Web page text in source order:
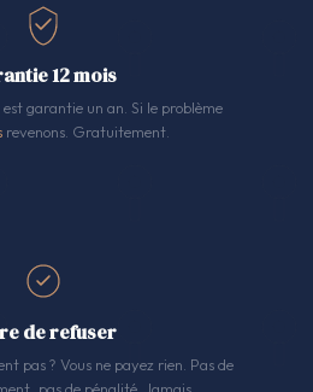
12 mois
garantie un an. Si le problème
revenons. Gratuitement.
de refuser
pas ? Vous ne payez rien. Pas de